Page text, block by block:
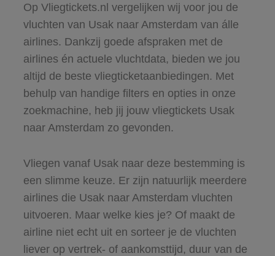
Op Vliegtickets.nl vergelijken wij voor jou de
vluchten van Usak naar Amsterdam van álle
airlines. Dankzij goede afspraken met de
airlines én actuele vluchtdata, bieden we jou
altijd de beste vliegticketaanbiedingen. Met
behulp van handige filters en opties in onze
zoekmachine, heb jij jouw vliegtickets Usak
naar Amsterdam zo gevonden.
Vliegen vanaf Usak naar deze bestemming is
een slimme keuze. Er zijn natuurlijk meerdere
airlines die Usak naar Amsterdam vluchten
uitvoeren. Maar welke kies je? Of maakt de
airline niet echt uit en sorteer je de vluchten
liever op vertrek- of aankomsttijd, duur van de